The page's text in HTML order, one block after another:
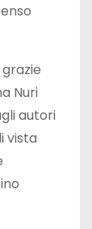
Nuri
autori
vista